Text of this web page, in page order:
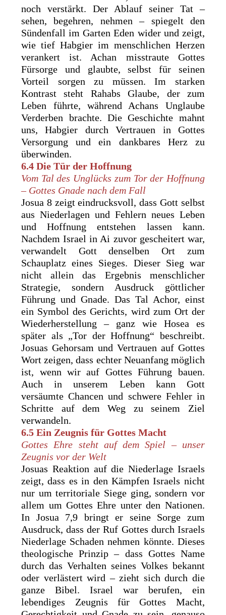
noch verstärkt. Der Ablauf seiner Tat –
sehen, begehren, nehmen – spiegelt den
Sündenfall im Garten Eden wider und zeigt,
wie tief Habgier im menschlichen Herzen
verankert ist. Achan misstraute Gottes
Fürsorge und glaubte, selbst für seinen
Vorteil sorgen zu müssen. Im starken
Kontrast steht Rahabs Glaube, der zum
Leben führte, während Achans Unglaube
Verderben brachte. Die Geschichte mahnt
uns, Habgier durch Vertrauen in Gottes
Versorgung und ein dankbares Herz zu
überwinden.
6.4 Die Tür der Hoffnung
Vom Tal des Unglücks zum Tor der Hoffnung
– Gottes Gnade nach dem Fall
Josua 8 zeigt eindrucksvoll, dass Gott selbst
aus Niederlagen und Fehlern neues Leben
und Hoffnung entstehen lassen kann.
Nachdem Israel in Ai zuvor gescheitert war,
verwandelt Gott denselben Ort zum
Schauplatz eines Sieges. Dieser Sieg war
nicht allein das Ergebnis menschlicher
Strategie, sondern Ausdruck göttlicher
Führung und Gnade. Das Tal Achor, einst
ein Symbol des Gerichts, wird zum Ort der
Wiederherstellung – ganz wie Hosea es
später als „Tor der Hoffnung“ beschreibt.
Josuas Gehorsam und Vertrauen auf Gottes
Wort zeigen, dass echter Neuanfang möglich
ist, wenn wir auf Gottes Führung bauen.
Auch in unserem Leben kann Gott
versäumte Chancen und schwere Fehler in
Schritte auf dem Weg zu seinem Ziel
verwandeln.
6.5 Ein Zeugnis für Gottes Macht
Gottes Ehre steht auf dem Spiel – unser
Zeugnis vor der Welt
Josuas Reaktion auf die Niederlage Israels
zeigt, dass es in den Kämpfen Israels nicht
nur um territoriale Siege ging, sondern vor
allem um Gottes Ehre unter den Nationen.
In Josua 7,9 bringt er seine Sorge zum
Ausdruck, dass der Ruf Gottes durch Israels
Niederlage Schaden nehmen könnte. Dieses
theologische Prinzip – dass Gottes Name
durch das Verhalten seines Volkes bekannt
oder verlästert wird – zieht sich durch die
ganze Bibel. Israel war berufen, ein
lebendiges Zeugnis für Gottes Macht,